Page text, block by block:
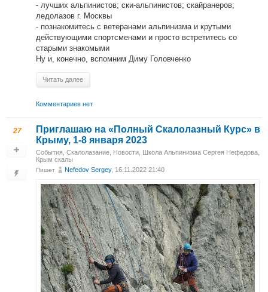
- лучших альпинистов; ски-альпинистов; скайранеров;
ледолазов г. Москвы
- познакомитесь с ветеранами альпинизма и крутыми
действующими спортсменами и просто встретитесь со
старыми знакомыми
Ну и, конечно, вспомним Диму Головченко
Читать далее
Комментариев нет
27
Приглашаю на «Полный Скалолазный Курс» в
Крыму, 1-8 января 2023
События, Скалолазание, Новости, Школа Альпинизма Сергея Нефедова,
Крым скалы
Пишет Nefedov Sergey, 16.11.2022 21:40